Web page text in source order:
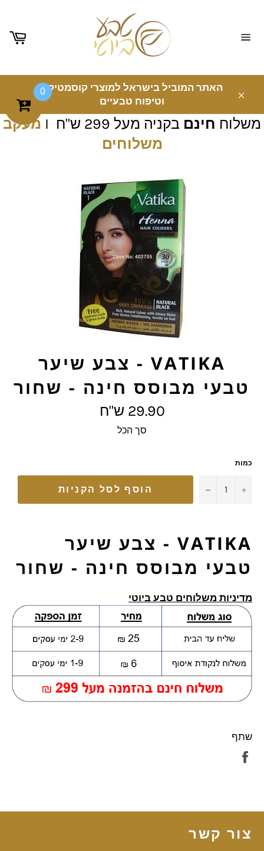
האתר המוביל בישראל למוצרי קוסמטיקה
וטיפוח טבעיים
משלוח חינם בקניה מעל 299 ש"ח I
מעקב
משלוחים
VATIKA - צבע שיער
טבעי מבוסס חינה - שחור
מחיר
מלא
29.90 ש"ח
סך הכל
כמות
− + הוסף לסל הקניות
VATIKA - צבע שיער
טבעי מבוסס חינה - שחור
מדיניות משלוחים טבע ביוטי
שתף
צור קשר
0